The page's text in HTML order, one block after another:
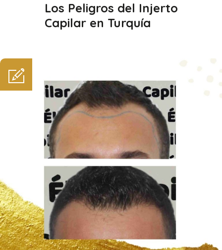
Los Peligros del Injerto
Capilar en Turquía